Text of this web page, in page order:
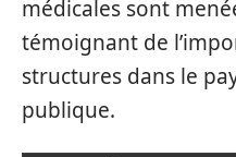
médicales sont
témoignant de
structures dans le
publique.